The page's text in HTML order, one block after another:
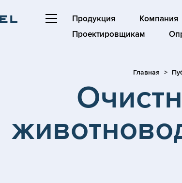
Продукция Компания
Проектировщикам
Главная